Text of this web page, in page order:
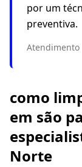
por um
preventiva.
Atendimento
como
em são
Norte